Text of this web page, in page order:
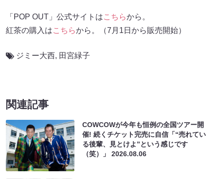
「POP OUT」公式サイトはこちらから。
紅茶の購入はこちらから。（7月1日から販売開始）
ジミー大西, 田宮緑子
関連記事
COWCOWが今年も恒例の全国ツアー開
催! 続くチケット完売に自信「“売れてい
る後輩、見とけよ”という感じです
（笑）」2026.08.06